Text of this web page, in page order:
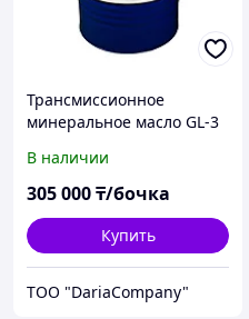
Трансмиссионное
минеральное масло GL-3
В наличии
305 000₸/бочка
Купить
TOO "DariaCompany"